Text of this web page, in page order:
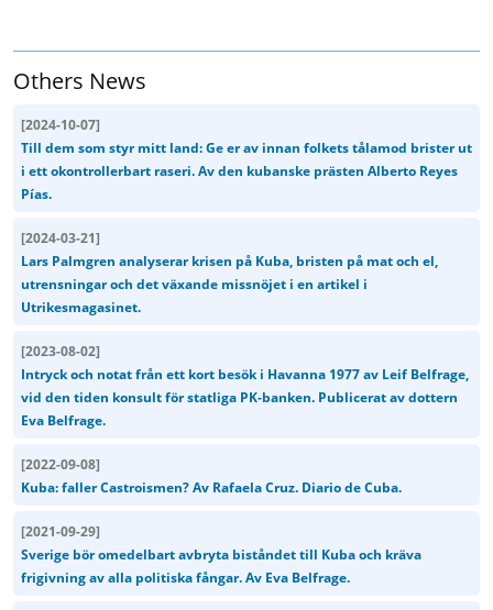
Others News
[2024-10-07]
Till dem som styr mitt land: Ge er av innan folkets tålamod brister ut
i ett okontrollerbart raseri. Av den kubanske prästen Alberto Reyes
Pías.
[2024-03-21]
Lars Palmgren analyserar krisen på Kuba, bristen på mat och el,
utrensningar och det växande missnöjet i en artikel i
Utrikesmagasinet.
[2023-08-02]
Intryck och notat från ett kort besök i Havanna 1977 av Leif Belfrage,
vid den tiden konsult för statliga PK-banken. Publicerat av dottern
Eva Belfrage.
[2022-09-08]
Kuba: faller Castroismen? Av Rafaela Cruz. Diario de Cuba.
[2021-09-29]
Sverige bör omedelbart avbryta biståndet till Kuba och kräva
frigivning av alla politiska fångar. Av Eva Belfrage.